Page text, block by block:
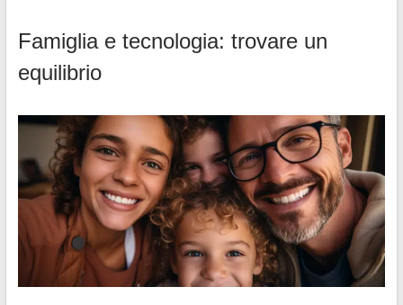
Famiglia e tecnologia: trovare un
equilibrio